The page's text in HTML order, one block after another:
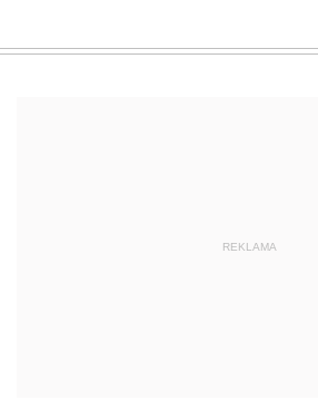
REKLAMA